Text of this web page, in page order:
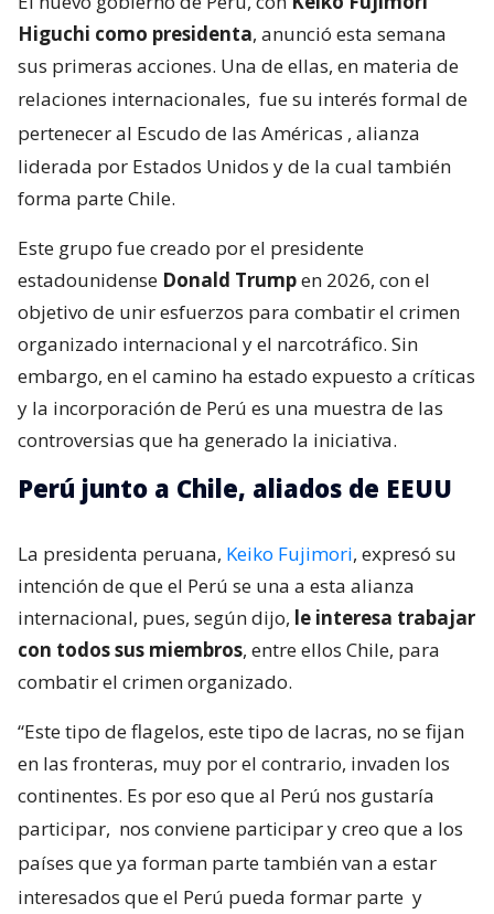
Higuchi como presidenta, anunció esta semana
sus primeras acciones. Una de ellas, en materia de
relaciones internacionales, fue su interés formal de
pertenecer al Escudo de las Américas , alianza
liderada por Estados Unidos y de la cual también
forma parte Chile.
Este grupo fue creado por el presidente
estadounidense Donald Trumpen 2026, con el
objetivo de unir esfuerzos para combatir el crimen
organizado internacional y el narcotráfico. Sin
embargo, en el camino ha estado expuesto a críticas
y la incorporación de Perú es una muestra de las
controversias que ha generado la iniciativa.
Perú junto a Chile, aliados de EEUU
La presidenta peruana, Keiko Fujimori, expresó su
intención de que el Perú se una a esta alianza
internacional, pues, según dijo, le interesa trabajar
con todos sus miembros, entre ellos Chile, para
combatir el crimen organizado.
“Este tipo de flagelos, este tipo de lacras, no se fijan
en las fronteras, muy por el contrario, invaden los
continentes. Es por eso que al Perú nos gustaría
participar, nos conviene participar y creo que a los
países que ya forman parte también van a estar
interesados que el Perú pueda formar parte y